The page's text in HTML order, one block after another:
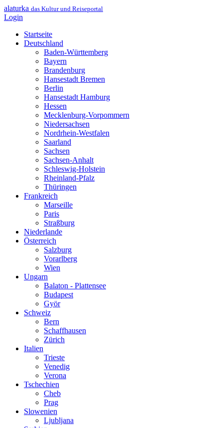
alaturka das Kultur und Reiseportal
Login
Startseite
Deutschland
Baden-Württemberg
Bayern
Brandenburg
Hansestadt Bremen
Berlin
Hansestadt Hamburg
Hessen
Mecklenburg-Vorpommern
Niedersachsen
Nordrhein-Westfalen
Saarland
Sachsen
Sachsen-Anhalt
Schleswig-Holstein
Rheinland-Pfalz
Thüringen
Frankreich
Marseille
Paris
Straßburg
Niederlande
Österreich
Salzburg
Vorarlberg
Wien
Ungarn
Balaton - Plattensee
Budapest
Györ
Schweiz
Bern
Schaffhausen
Zürich
Italien
Trieste
Venedig
Verona
Tschechien
Cheb
Prag
Slowenien
Ljubljana